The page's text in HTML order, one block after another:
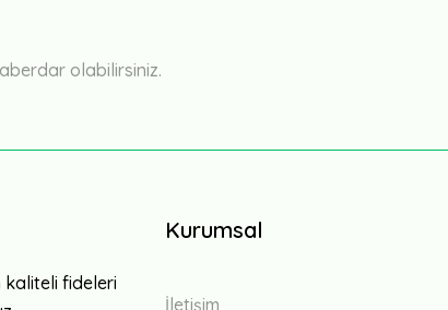
olabilirsiniz.
kaliteli fideleri
Kurumsal
İletişim